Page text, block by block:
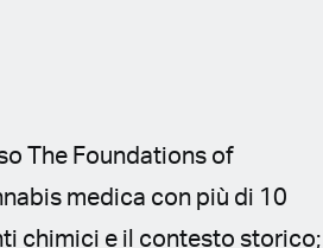
The Foundations of
medica con più di 10
chimici e il contesto storico;